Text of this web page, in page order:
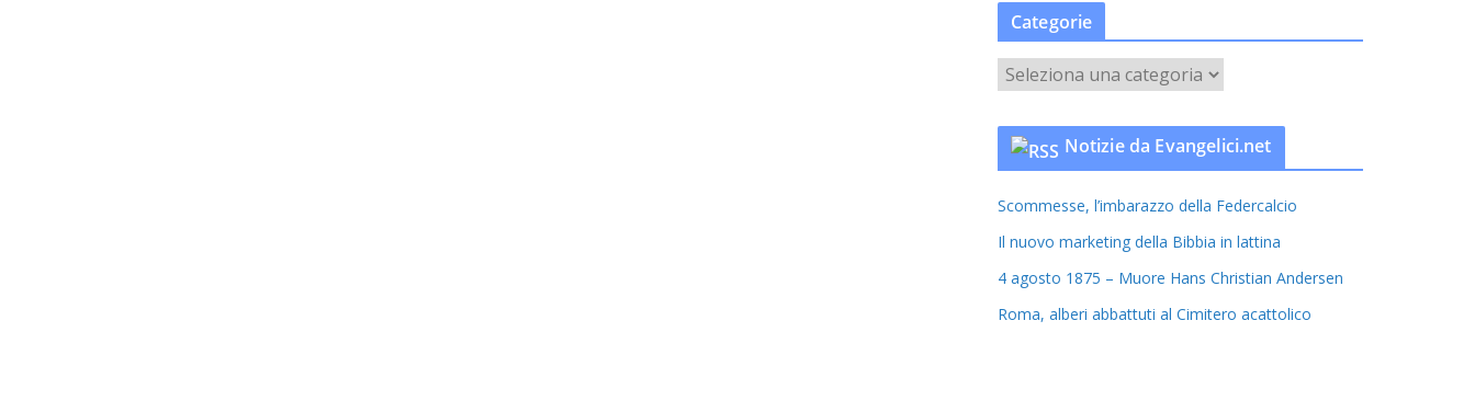
Categorie
a
t
o
r
e
Notizie da Evangelici.net
Scommesse, l’imbarazzo della Federcalcio
Il nuovo marketing della Bibbia in lattina
4 agosto 1875 – Muore Hans Christian Andersen
Roma, alberi abbattuti al Cimitero acattolico